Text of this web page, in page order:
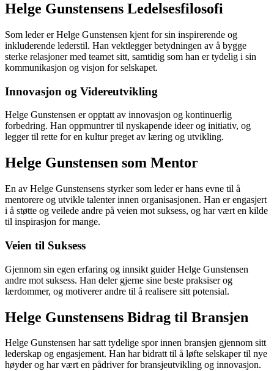
Helge Gunstensens Ledelsesfilosofi
Som leder er Helge Gunstensen kjent for sin inspirerende og
inkluderende lederstil. Han vektlegger betydningen av å bygge
sterke relasjoner med teamet sitt, samtidig som han er tydelig i sin
kommunikasjon og visjon for selskapet.
Innovasjon og Videreutvikling
Helge Gunstensen er opptatt av innovasjon og kontinuerlig
forbedring. Han oppmuntrer til nyskapende ideer og initiativ, og
legger til rette for en kultur preget av læring og utvikling.
Helge Gunstensen som Mentor
En av Helge Gunstensens styrker som leder er hans evne til å
mentorere og utvikle talenter innen organisasjonen. Han er engasjert
i å støtte og veilede andre på veien mot suksess, og har vært en kilde
til inspirasjon for mange.
Veien til Suksess
Gjennom sin egen erfaring og innsikt guider Helge Gunstensen
andre mot suksess. Han deler gjerne sine beste praksiser og
lærdommer, og motiverer andre til å realisere sitt potensial.
Helge Gunstensens Bidrag til Bransjen
Helge Gunstensen har satt tydelige spor innen bransjen gjennom sitt
lederskap og engasjement. Han har bidratt til å løfte selskaper til nye
høyder og har vært en pådriver for bransjeutvikling og innovasjon.